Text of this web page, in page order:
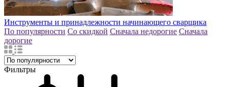
Инструменты и принадлежности начинающего сварщика
По популярности Со скидкой Сначала недорогие Сначала
дорогие
Фильтры